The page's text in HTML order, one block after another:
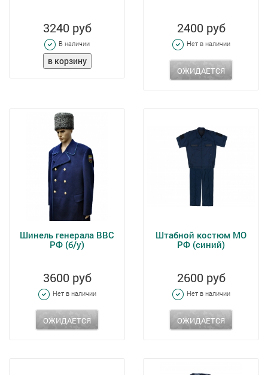
3240 руб
В наличии
2400 руб
Нет в наличии
ОЖИДАЕТСЯ
Шинель генерала ВВС
РФ (б/у)
3600 руб
Нет в наличии
ОЖИДАЕТСЯ
Штабной костюм МО
РФ (синий)
2600 руб
Нет в наличии
ОЖИДАЕТСЯ